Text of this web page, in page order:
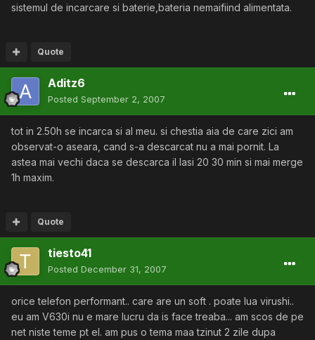
sistemul de incarcare si baterie,bateria nemaifiind alimentata.
Quote
Aditz6
Posted September 2, 2007
tot in 2.50h se incarca si al meu. si chestia aia de care zici am
observat-o aseara, cand s-a descarcat nu a mai pornit. La
astea mai vechi daca se descarca il lasi 20 30 min si mai merge
1h maxim.
Quote
tiesto41
Posted December 31, 2007
orice telefon performant.. care are un soft . poate lua virushi..
eu am V630i nu e mare lucru da is face treaba... am scos de pe
net niste teme pt el. am pus o tema maa tzinut 2 zile dupa